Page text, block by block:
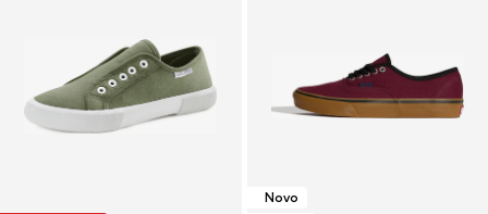
Novo